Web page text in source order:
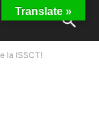
la ISSCT!
Translate »